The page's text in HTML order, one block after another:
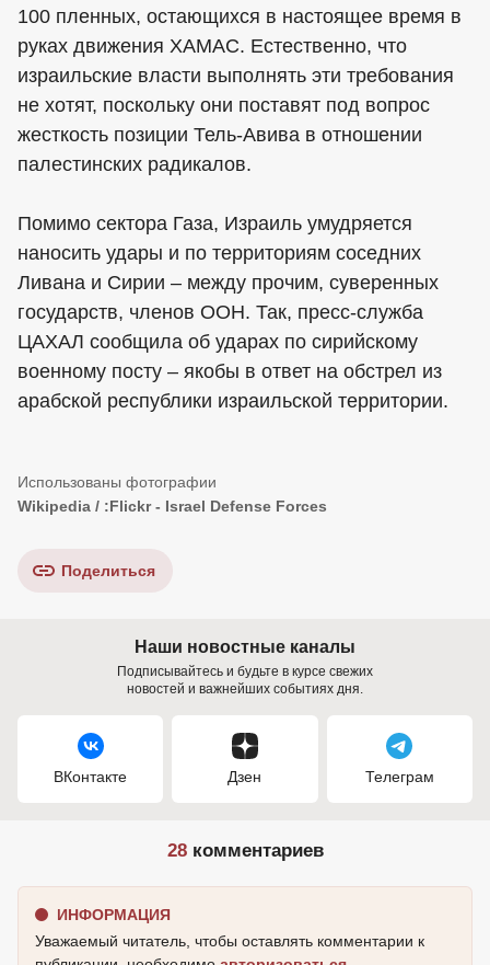
100 пленных, остающихся в настоящее время в
руках движения ХАМАС. Естественно, что
израильские власти выполнять эти требования
не хотят, поскольку они поставят под вопрос
жесткость позиции Тель-Авива в отношении
палестинских радикалов.
Помимо сектора Газа, Израиль умудряется
наносить удары и по территориям соседних
Ливана и Сирии – между прочим, суверенных
государств, членов ООН. Так, пресс-служба
ЦАХАЛ сообщила об ударах по сирийскому
военному посту – якобы в ответ на обстрел из
арабской республики израильской территории.
Wikipedia / :Flickr - Israel Defense Forces
Поделиться
Наши новостные каналы
Подписывайтесь и будьте в курсе свежих
новостей и важнейших событиях дня.
ВКонтакте Дзен Телеграм
28комментариев
ИНФОРМАЦИЯ
Уважаемый читатель, чтобы оставлять комментарии к